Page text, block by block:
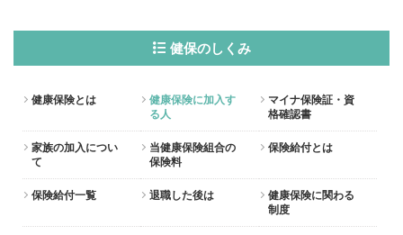
健保のしくみ
健康保険とは
健康保険に加入す
る人
マイナ保険証・資
格確認書
家族の加入につい
て
当健康保険組合の
保険料
保険給付とは
保険給付一覧 退職した後は
健康保険に関わる
制度